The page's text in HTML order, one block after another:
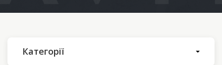
Категорії